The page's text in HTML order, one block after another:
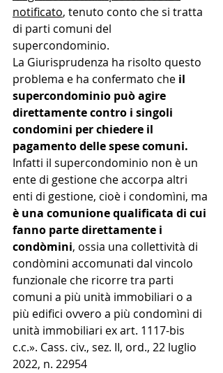
notificato, tenuto conto che si tratta
di parti comuni del
supercondominio.
La Giurisprudenza ha risolto questo
problema e ha confermato che il
supercondominio può agire
direttamente contro i singoli
condomini per chiedere il
pagamento delle spese comuni.
Infatti il supercondominio non è un
ente di gestione che accorpa altri
enti di gestione, cioè i condomìni, ma
è una comunione qualificata di cui
fanno parte direttamente i
condòmini, ossia una collettività di
condòmini accomunati dal vincolo
funzionale che ricorre tra parti
comuni a più unità immobiliari o a
più edifici ovvero a più condomìni di
unità immobiliari ex art. 1117-bis
c.c.». Cass. civ., sez. II, ord., 22 luglio
2022, n. 22954